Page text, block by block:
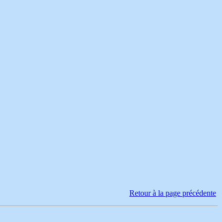
Retour à la page précédente